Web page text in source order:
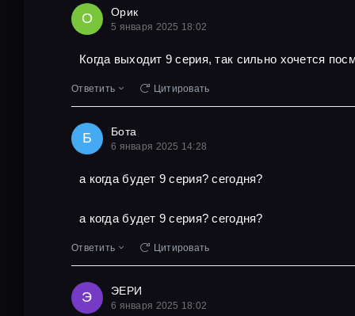
О Орик
5 января 2025 18:02
Когда выходит 9 серия, так сильно хочется
Ответить Цитировать
Б Бота
6 января 2025 14:28
а когда будет 9 серия? сегодня?
а когда будет 9 серия? сегодня?
Ответить Цитировать
Э ЭЕРИ
6 января 2025 18:02